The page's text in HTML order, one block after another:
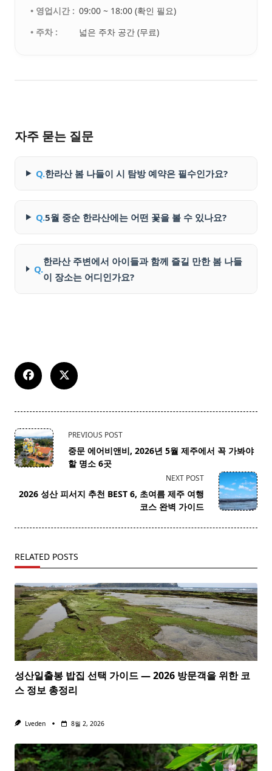
• 영업시간 : 09:00 ~ 18:00 (확인 필요)
• 주차 :
넓은 주차 공간 (무료)
자주 묻는 질문
Q.한라산 봄 나들이 시 탐방 예약은 필수인가요?
Q.5월 중순 한라산에는 어떤 꽃을 볼 수 있나요?
Q.
한라산 주변에서 아이들과 함께 즐길 만한 봄 나들
이 장소는 어디인가요?
<span
class="nav-
subtitle
reader-
PREVIOUS POST
중문 에어비앤비, 2026년 5월 제주에서 꼭 가봐야
할 명소 6곳
NEXT POST
2026 성산 피서지 추천 BEST 6, 초여름 제주 여행
코스 완벽 가이드
RELATED POSTS
성산일출봉 밥집 선택 가이드 — 2026 방문객을 위한 코
스 정보 총정리
Lveden 8월 2, 2026